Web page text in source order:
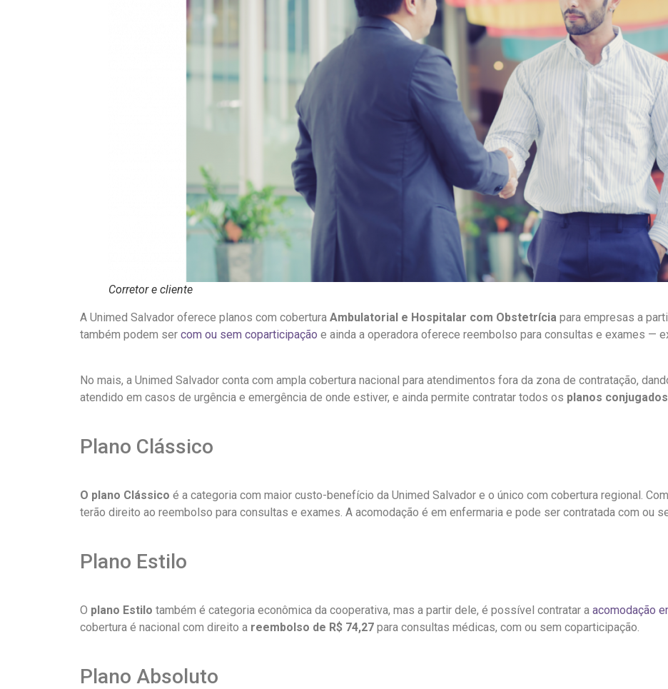
Corretor e cliente
A Unimed Salvador oferece planos com cobertura Ambulatorial e Hospitalar com Obstetrícia para empresas a
também podem ser com ou sem coparticipação e ainda a operadora oferece reembolso para consultas e exames —
No mais, a Unimed Salvador conta com ampla cobertura nacional para atendimentos fora da zona de contratação,
atendido em casos de urgência e emergência de onde estiver, e ainda permite contratar todos os planos
Plano Clássico
O plano Clássico é a categoria com maior custo-benefício da Unimed Salvador e o único com cobertura regional.
terão direito ao reembolso para consultas e exames. A acomodação é em enfermaria e pode ser contratada com ou
Plano Estilo
O plano Estilo também é categoria econômica da cooperativa, mas a partir dele, é possível contratar a acomodação
cobertura é nacional com direito a reembolso de R$ 74,27 para consultas médicas, com ou sem coparticipação.
Plano Absoluto